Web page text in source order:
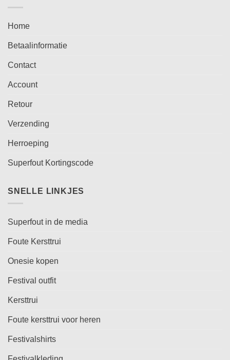
Home
Betaalinformatie
Contact
Account
Retour
Verzending
Herroeping
Superfout Kortingscode
SNELLE LINKJES
Superfout in de media
Foute Kersttrui
Onesie kopen
Festival outfit
Kersttrui
Foute kersttrui voor heren
Festivalshirts